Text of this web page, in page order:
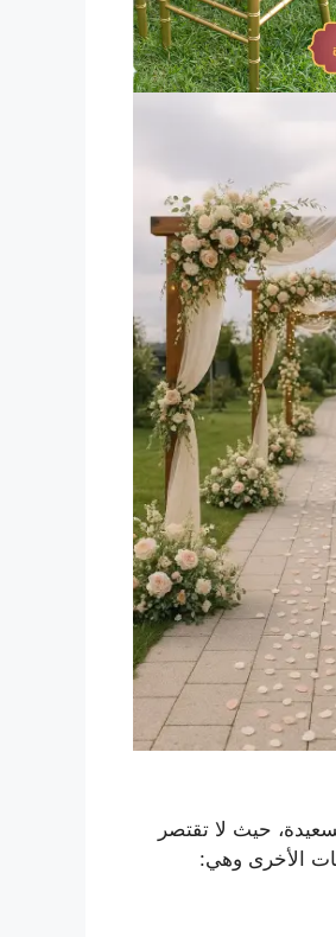
حيث لا تقتصر
الأخرى وهي: